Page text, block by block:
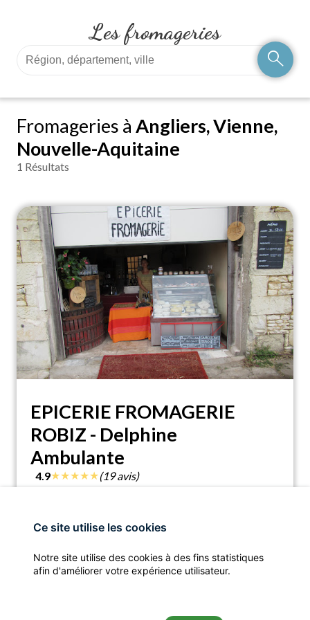
Les fromageries
search
Fromageries à Angliers, Vienne,
Nouvelle-Aquitaine
1 Résultats
EPICERIE FROMAGERIE
ROBIZ - Delphine
Ambulante
4.9★★★★★(19 avis)
France
assistant_navigationITINÉRAIRE callAPPELER
Ce site utilise les cookies
Notre site utilise des cookies à des fins statistiques
afin d'améliorer votre expérience utilisateur.